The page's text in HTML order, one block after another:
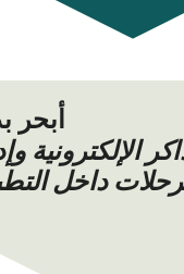
أبحر
الإلكترونية
داخل